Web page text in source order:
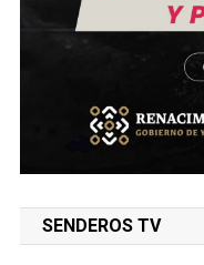
SENDEROS TV